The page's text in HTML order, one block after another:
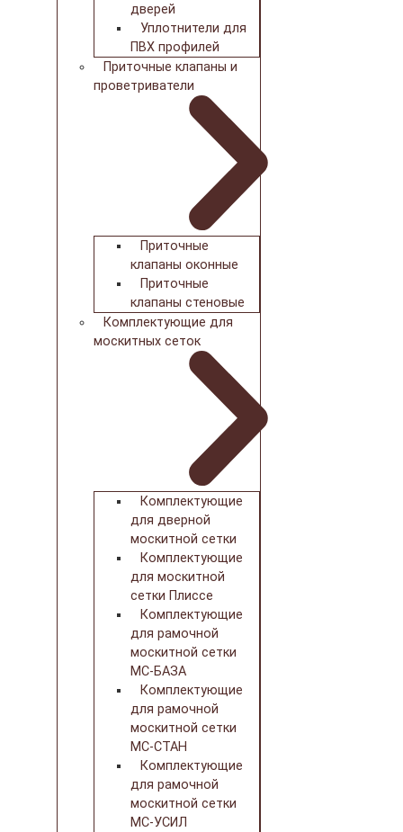
дверей
Уплотнители для
ПВХ профилей
Приточные клапаны и
проветриватели
Приточные
клапаны оконные
Приточные
клапаны стеновые
Комплектующие для
москитных сеток
Комплектующие
для дверной
москитной сетки
Комплектующие
для москитной
сетки Плиссе
Комплектующие
для рамочной
москитной сетки
МС-БАЗА
Комплектующие
для рамочной
москитной сетки
МС-СТАН
Комплектующие
для рамочной
москитной сетки
МС-УСИЛ